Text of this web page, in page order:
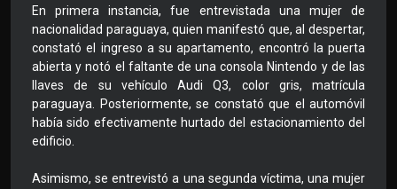
En primera instancia, fue entrevistada una mujer de
nacionalidad paraguaya, quien manifestó que, al despertar,
constató el ingreso a su apartamento, encontró la puerta
abierta y notó el faltante de una consola Nintendo y de las
llaves de su vehículo Audi Q3, color gris, matrícula
paraguaya. Posteriormente, se constató que el automóvil
había sido efectivamente hurtado del estacionamiento del
edificio.
Asimismo, se entrevistó a una segunda víctima, una mujer